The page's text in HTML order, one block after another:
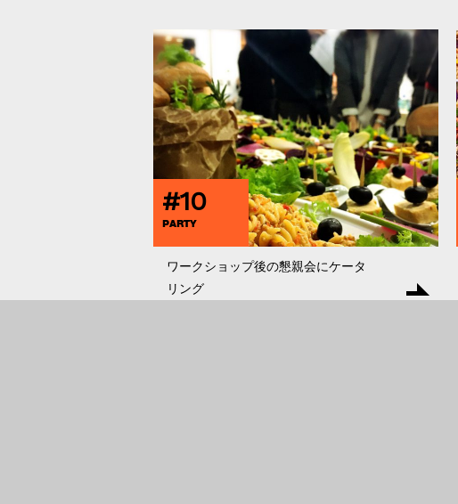
#10
PARTY
ワークショップ後の懇親会にケータ
リング